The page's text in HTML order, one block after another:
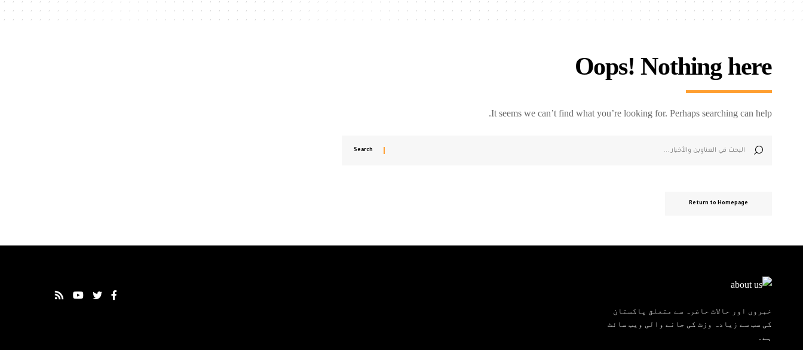
Oops! Nothing here
It seems we can’t find what you’re looking for. Perhaps searching can help.
Return to Homepage
خبروں اور حالات حاضرہ سے متعلق پاکستان
کی سب سے زیادہ وزٹ کی جانے والی ویب سائٹ
ہے۔